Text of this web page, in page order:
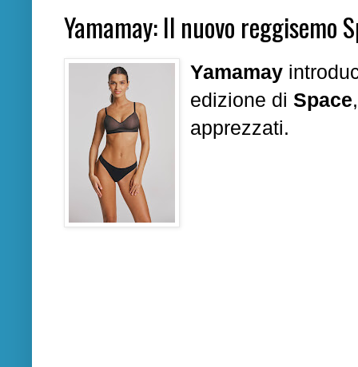
Yamamay: Il nuovo reggisemo
Yamamay
edizione di Space
apprezzati.